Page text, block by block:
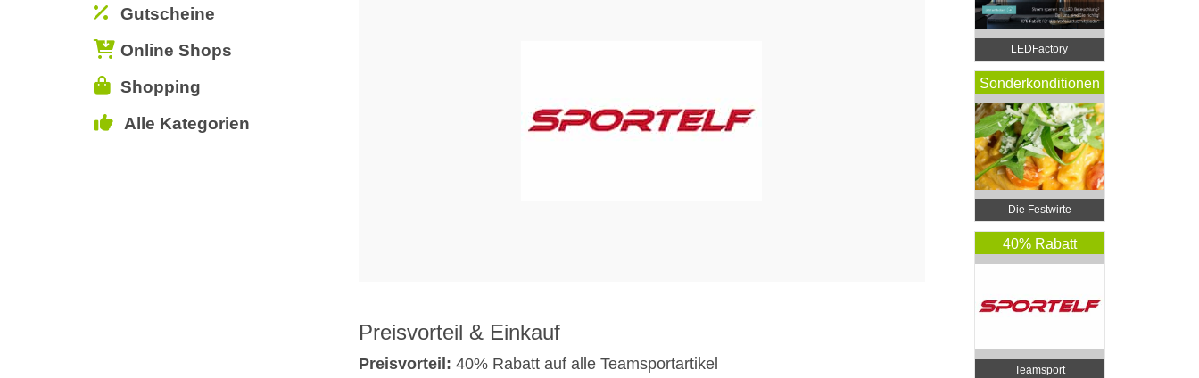
Gutscheine
Online Shops
Shopping
Alle Kategorien
Preisvorteil & Einkauf
Preisvorteil: 40% Rabatt auf alle Teamsportartikel
LEDFactory
Sonderkonditionen
Die Festwirte
40% Rabatt
Teamsport